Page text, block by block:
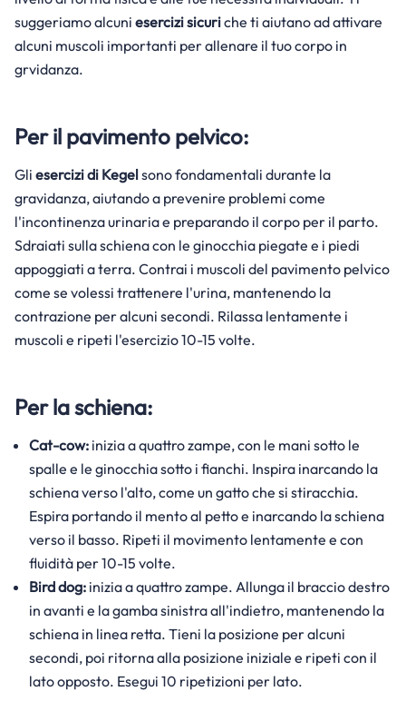
suggeriamo alcuni esercizi sicuriche ti aiutano ad attivare
alcuni muscoli importanti per allenare il tuo corpo in
grvidanza.
Per il pavimento pelvico:
Gli esercizi di Kegelsono fondamentali durante la
gravidanza, aiutando a prevenire problemi come
l'incontinenza urinaria e preparando il corpo per il parto.
Sdraiati sulla schiena con le ginocchia piegate e i piedi
appoggiati a terra. Contrai i muscoli del pavimento pelvico
come se volessi trattenere l'urina, mantenendo la
contrazione per alcuni secondi. Rilassa lentamente i
muscoli e ripeti l'esercizio 10-15 volte.
Per la schiena:
Cat-cow: inizia a quattro zampe, con le mani sotto le
spalle e le ginocchia sotto i fianchi. Inspira inarcando la
schiena verso l'alto, come un gatto che si stiracchia.
Espira portando il mento al petto e inarcando la schiena
verso il basso. Ripeti il movimento lentamente e con
fluidità per 10-15 volte.
Bird dog: inizia a quattro zampe. Allunga il braccio destro
in avanti e la gamba sinistra all'indietro, mantenendo la
schiena in linea retta. Tieni la posizione per alcuni
secondi, poi ritorna alla posizione iniziale e ripeti con il
lato opposto. Esegui 10 ripetizioni per lato.